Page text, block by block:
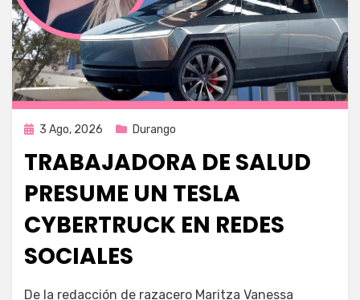
Publicada
3 Ago, 2026 Durango
TRABAJADORA DE SALUD
PRESUME UN TESLA
CYBERTRUCK EN REDES
SOCIALES
por Fernando Miranda Servín
De la redacción de razacero Maritza Vanessa